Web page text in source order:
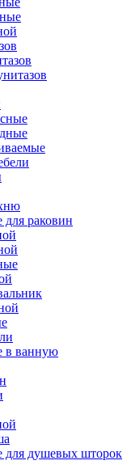
раковин
в ванную
душевых шторок